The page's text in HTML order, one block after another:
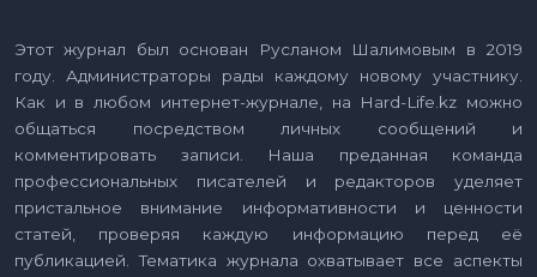
Этот журнал был основан Русланом Шалимовым в 2019
году. Администраторы рады каждому новому участнику.
Как и в любом интернет-журнале, на Hard-Life.kz можно
общаться посредством личных сообщений и
комментировать записи. Наша преданная команда
профессиональных писателей и редакторов уделяет
пристальное внимание информативности и ценности
статей, проверяя каждую информацию перед её
публикацией. Тематика журнала охватывает все аспекты